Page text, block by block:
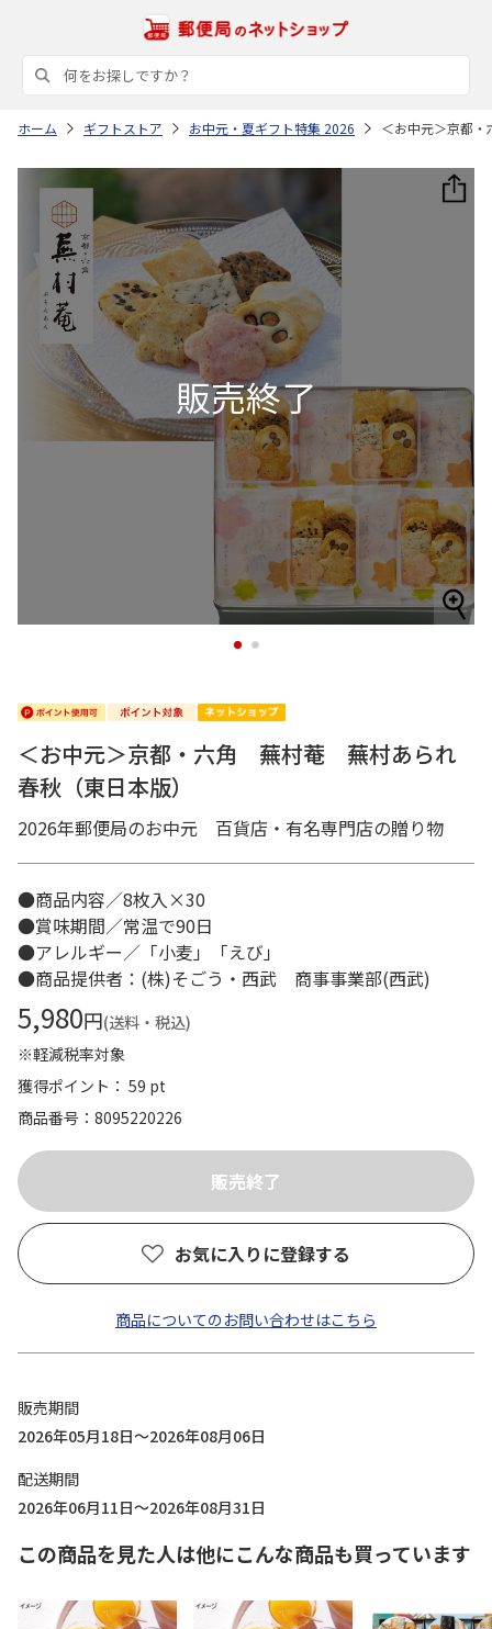
ホーム ギフトストア お中元・夏ギフト特集 2026 ＜お中元＞京都
1 2
＜お中元＞京都・六角 蕪村菴 蕪村あられ
春秋（東日本版）
2026年郵便局のお中元 百貨店・有名専門店の贈り物
●商品内容／8枚入×30
●賞味期間／常温で90日
●アレルギー／「小麦」「えび」
●商品提供者：(株)そごう・西武 商事事業部(西武)
5,980円(送料・税込)
※軽減税率対象
獲得ポイント： 59 pt
商品番号
8095220226
お気に入りに登録する
商品についてのお問い合わせはこちら
販売期間
2026年05月18日～2026年08月06日
配送期間
2026年06月11日～2026年08月31日
この商品を見た人は他にこんな商品も買っています